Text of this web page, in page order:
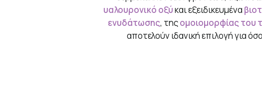
υαλουρονικό οξύκαι εξειδικευμένα
ενυδάτωσης, τηςομοιομορφίας του
αποτελούν ιδανική επιλογή για